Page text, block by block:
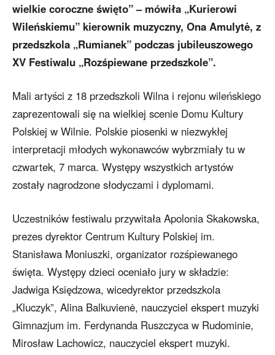
wielkie coroczne święto” – mówiła „Kurierowi
Wileńskiemu” kierownik muzyczny, Ona Amulytė, z
przedszkola „Rumianek” podczas jubileuszowego
XV Festiwalu „Rozśpiewane przedszkole”.
Mali artyści z 18 przedszkoli Wilna i rejonu wileńskiego
zaprezentowali się na wielkiej scenie Domu Kultury
Polskiej w Wilnie. Polskie piosenki w niezwykłej
interpretacji młodych wykonawców wybrzmiały tu w
czwartek, 7 marca. Występy wszystkich artystów
zostały nagrodzone słodyczami i dyplomami.
Uczestników festiwalu przywitała Apolonia Skakowska,
prezes dyrektor Centrum Kultury Polskiej im.
Stanisława Moniuszki, organizator rozśpiewanego
święta. Występy dzieci oceniało jury w składzie:
Jadwiga Księdzowa, wicedyrektor przedszkola
„Kluczyk”, Alina Balkuvienė, nauczyciel ekspert muzyki
Gimnazjum im. Ferdynanda Ruszczyca w Rudominie,
Mirosław Lachowicz, nauczyciel ekspert muzyki.